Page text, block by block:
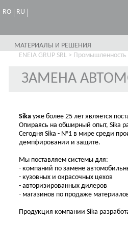
МАТЕРИАЛЫ И РЕШЕНИЯ
RO RU
ENEIA GRUP SRL > Промышленность
ЗАМЕНА
Sika уже более 25 лет является
Опираясь на обширный опыт, Sika
Сегодня Sika - №1 в мире среди
демпфировании и защите.
Мы поставляем системы для:
- компаний по замене
- кузовных и окрасочных цехов
- авторизированных дилеров
- магазинов по продаже
Продукция компании Sika